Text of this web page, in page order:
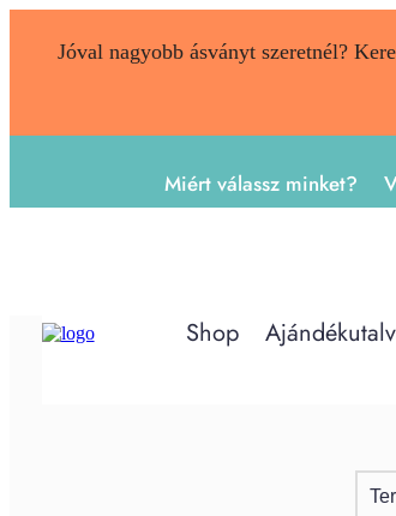
Jóval nagyobb ásványt szeretnél?
Miért válassz minket?
Shop